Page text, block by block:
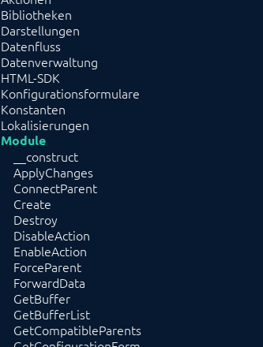
Bibliotheken
Darstellungen
Datenfluss
Datenverwaltung
HTML-SDK
Konfigurationsformulare
Konstanten
Lokalisierungen
Module
__construct
ApplyChanges
ConnectParent
Create
Destroy
DisableAction
EnableAction
ForceParent
ForwardData
GetBuffer
GetBufferList
GetCompatibleParents